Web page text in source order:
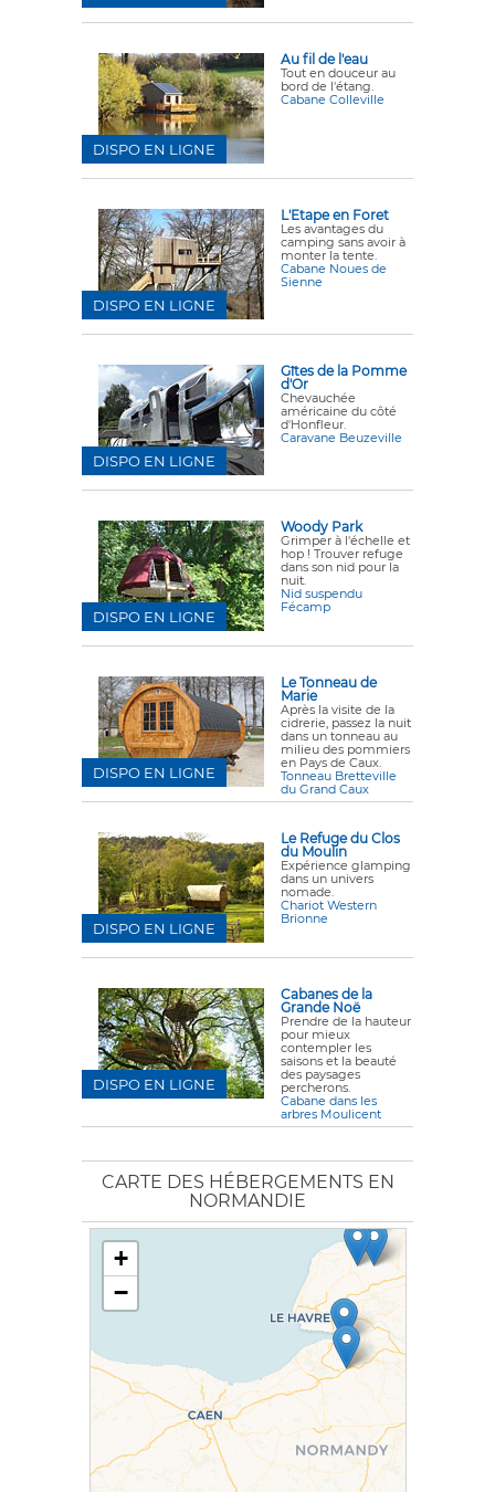
Au fil de l'eau
Tout en douceur au
bord de l'étang.
Cabane Colleville
DISPO EN LIGNE
L'Etape en Foret
Les avantages du
camping sans avoir à
monter la tente.
Cabane Noues de
Sienne
DISPO EN LIGNE
Gîtes de la Pomme
d'Or
Chevauchée
américaine du côté
d'Honfleur.
Caravane Beuzeville
DISPO EN LIGNE
Woody Park
Grimper à l'échelle et
hop ! Trouver refuge
dans son nid pour la
nuit.
Nid suspendu
Fécamp
DISPO EN LIGNE
Le Tonneau de
Marie
Après la visite de la
cidrerie, passez la nuit
dans un tonneau au
milieu des pommiers
en Pays de Caux.
Tonneau Bretteville
du Grand Caux
DISPO EN LIGNE
Le Refuge du Clos
du Moulin
Expérience glamping
dans un univers
nomade.
Chariot Western
Brionne
DISPO EN LIGNE
Cabanes de la
Grande Noë
Prendre de la hauteur
pour mieux
contempler les
saisons et la beauté
des paysages
percherons.
Cabane dans les
arbres Moulicent
DISPO EN LIGNE
CARTE DES HÉBERGEMENTS EN
NORMANDIE
+
−